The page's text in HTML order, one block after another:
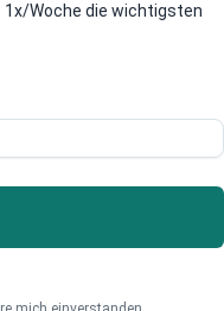
1x/Woche die wichtigsten